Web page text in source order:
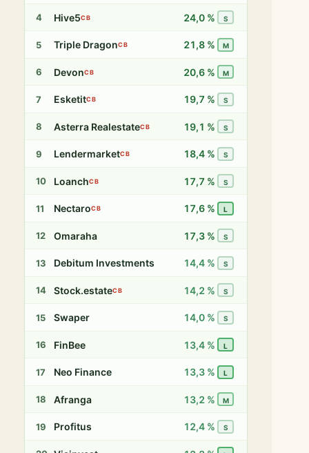
4 Hive5CB 24,0 % S
5 Triple DragonCB 21,8 % M
6 DevonCB 20,6 % M
7 EsketitCB 19,7 % S
8 Asterra RealestateCB 19,1 % S
9 LendermarketCB 18,4 % S
10 LoanchCB 17,7 % S
11 NectaroCB 17,6 % L
12 Omaraha 17,3 % S
13 Debitum Investments 14,4 % S
14 Stock.estateCB 14,2 % S
15 Swaper 14,0 % S
16 FinBee 13,4 % L
17 Neo Finance 13,3 % L
18 Afranga 13,2 % M
19 Profitus 12,4 % S